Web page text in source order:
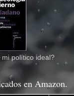
político ideal?
en Amazon.